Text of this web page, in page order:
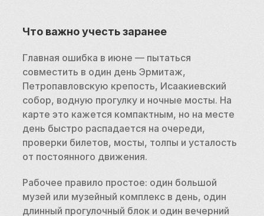
Что важно учесть заранее
Главная ошибка в июне — пытаться
совместить в один день Эрмитаж,
Петропавловскую крепость, Исаакиевский
собор, водную прогулку и ночные мосты. На
карте это кажется компактным, но на месте
день быстро распадается на очереди,
проверки билетов, мосты, толпы и усталость
от постоянного движения.
Рабочее правило простое: один большой
музей или музейный комплекс в день, один
длинный прогулочный блок и один вечерний